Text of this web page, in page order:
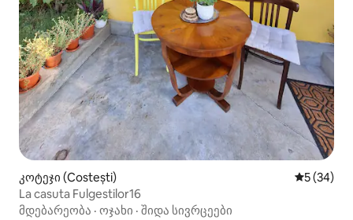
კოტეჯი (Costești) საშუალო
5 (34)
La casuta Fulgestilor16
მდებარეობა · ოჯახი · შიდა სივრცეები